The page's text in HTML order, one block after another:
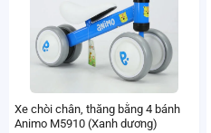
Xe chòi chân, thăng bằng 4 bánh
Animo M5910 (Xanh dương)